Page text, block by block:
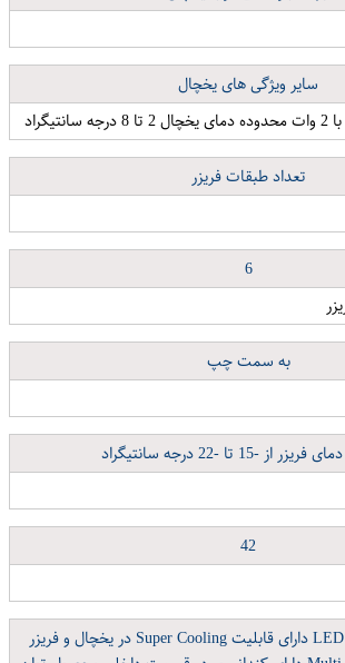
سایر ویژگی های یخچال
تعداد طبقات فریزر
6
به سمت چپ
از -15 تا -22 درجه سانتیگراد
42
دارای صفحه نمایش LED دارای قابلیت Super Cooling در یخچال و فریزر